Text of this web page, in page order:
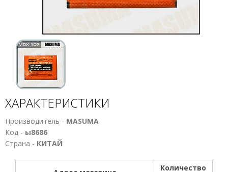
ХАРАКТЕРИСТИКИ
Производитель - MASUMA
Код - ы8686
Страна - КИТАЙ
Количество